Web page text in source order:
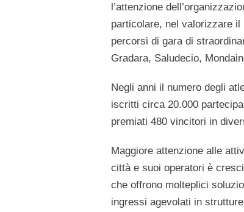
l’attenzione
particolare, nel valorizzare
percorsi di gara di
Gradara, Saludecio,
Negli anni il numero degli
iscritti circa 20.000
premiati 480 vincitori in
Maggiore attenzione alle
città e suoi operatori è
che offrono molteplici
ingressi agevolati in